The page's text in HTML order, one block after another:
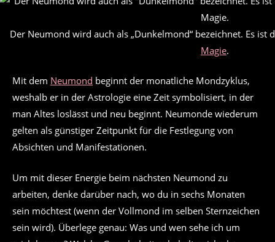
Der Neumond wird auch als „Dunkelmond“ bezeichnet. Es
Magie.
Mit dem Neumond beginnt der monatliche Mondzyklus,
weshalb er in der Astrologie eine Zeit symbolisiert, in der
man Altes loslässt und neu beginnt. Neumonde wiederum
gelten als günstiger Zeitpunkt für die Festlegung von
Absichten und Manifestationen.
Um mit dieser Energie beim nächsten Neumond zu
arbeiten, denke darüber nach, wo du in sechs Monaten
sein möchtest (wenn der Vollmond im selben Sternzeichen
sein wird). Überlege genau: Was und wen sehe ich um